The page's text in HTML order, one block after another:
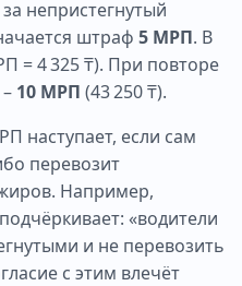
непристегнутый
штраф 5 МРП. В
= 4 325 ₸). При повторе
10 МРП (43 250 ₸).
наступает, если сам
перевозит
Например,
«водители
и не перевозить
с этим влечёт